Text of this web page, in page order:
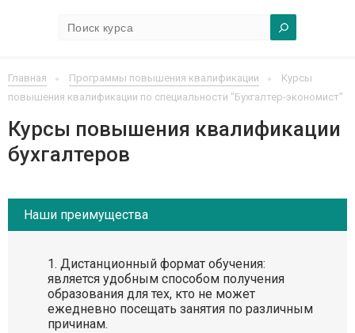
Главная Программы повышения квалификации
Курсы
повышения квалификации по специальности "Бухгалтер-экономист"
Курсы повышения квалификации
бухгалтеров
Наши преимущества
Дистанционный формат обучения:
является удобным способом получения
образования для тех, кто не может
ежедневно посещать занятия по различным
причинам.